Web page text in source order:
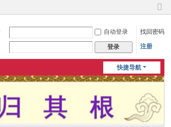
切
到
自动登录 找回密码
登录 注册
快捷导航